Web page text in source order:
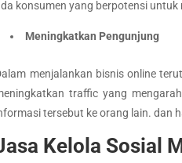
konsumen yang berpotensi
Meningkatkan Pengunjung
menjalankan bisnis online
traffic yang
tersebut ke orang lain. dan
Kelola Sosial